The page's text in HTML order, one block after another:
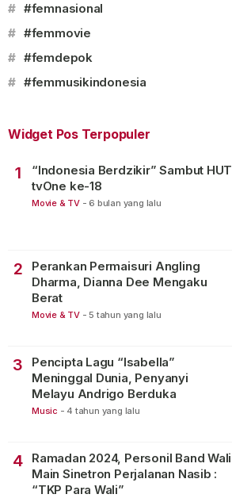
# #femnasional
# #femmovie
# #femdepok
# #femmusikindonesia
Widget Pos Terpopuler
1
“Indonesia Berdzikir” Sambut HUT
tvOne ke-18
Movie & TV - 6 bulan yang lalu
2
Perankan Permaisuri Angling
Dharma, Dianna Dee Mengaku
Berat
Movie & TV - 5 tahun yang lalu
3
Pencipta Lagu “Isabella”
Meninggal Dunia, Penyanyi
Melayu Andrigo Berduka
Music - 4 tahun yang lalu
4
Ramadan 2024, Personil Band Wali
Main Sinetron Perjalanan Nasib :
“TKP Para Wali”